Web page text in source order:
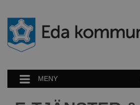
MENY